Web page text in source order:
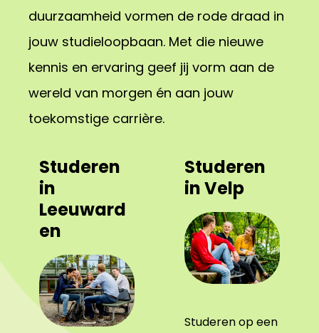
duurzaamheid vormen de rode draad in
jouw studieloopbaan. Met die nieuwe
kennis en ervaring geef jij vorm aan de
wereld van morgen én aan jouw
toekomstige carrière.
Studeren
in
Leeuward
en
Studeren
in Velp
Studeren op een